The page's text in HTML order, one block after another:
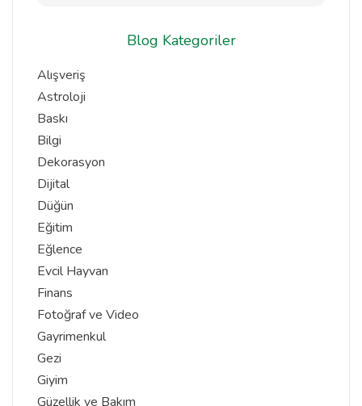
Blog Kategoriler
Alışveriş
Astroloji
Baskı
Bilgi
Dekorasyon
Dijital
Düğün
Eğitim
Eğlence
Evcil Hayvan
Finans
Fotoğraf ve Video
Gayrimenkul
Gezi
Giyim
Güzellik ve Bakım